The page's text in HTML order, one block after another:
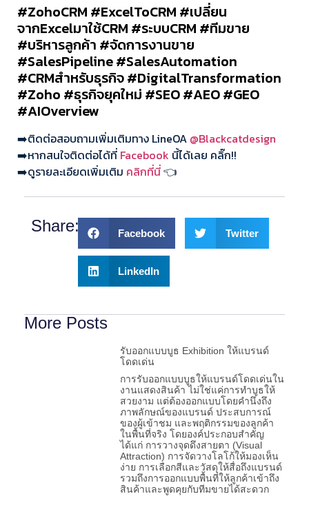
#ZohoCRM #ExcelToCRM #เปลี่ยน
จากExcelมาใช้CRM #ระบบCRM #ทีมขาย
#บริหารลูกค้า #จัดการงานขาย
#SalesPipeline #SalesAutomation
#CRMสำหรับธุรกิจ #DigitalTransformation
#Zoho #ธุรกิจยุคใหม่ #SEO #AEO #GEO
#AIOverview
➡️ติดต่อสอบถามเพิ่มเติมทาง LineOA @Blackcatdesign
➡️หากสนใจติดต่อได้ที่ Facebook นี้ได้เลย คลิ๊ก!!
➡️ดูรายละเอียดเพิ่มเติม คลิกที่นี่👈
Share: Facebook Twitter
LinkedIn
More Posts
รับออกแบบบูธ Exhibition ให้แบรนด์
โดดเด่น
การรับออกแบบบูธให้แบรนด์โดดเด่นใน
งานแสดงสินค้า ไม่ใช่แค่การทำบูธให้
สวยงาม แต่ต้องออกแบบโดยคำนึงถึง
ภาพลักษณ์ของแบรนด์ ประสบการณ์
ของผู้เข้าชม และพฤติกรรมของลูกค้า
ในพื้นที่จริง โดยองค์ประกอบสำคัญ
ได้แก่ การวางจุดดึงสายตา (Visual
Attraction) การจัดวางโลโก้ให้มองเห็น
ง่าย การเลือกสีและวัสดุให้สื่อถึงแบรนด์
รวมถึงการออกแบบพื้นที่ให้ลูกค้าเข้าถึง
สินค้าและพูดคุยกับทีมขายได้สะดวก